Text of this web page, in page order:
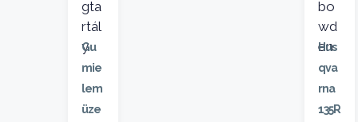
Gu
mie
lem
üze
Hus
qva
rna
135R